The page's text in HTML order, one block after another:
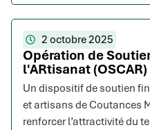
2 octobre 2025
Opération de
l'ARtisanat (OSCAR)
Un dispositif de soutien
et artisans de Coutances
renforcer l’attractivité du